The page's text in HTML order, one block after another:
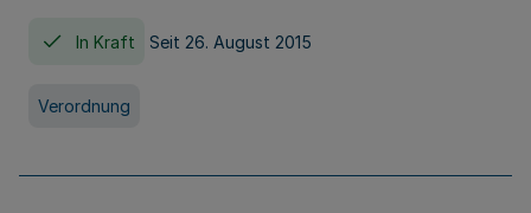
In Kraft Seit 26. August 2015
Verordnung